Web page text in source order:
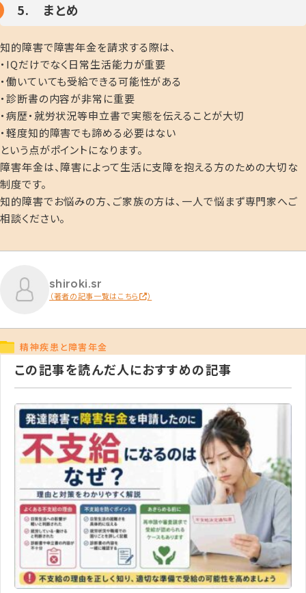
5. まとめ
知的障害で障害年金を請求する際は、
・IQだけでなく日常生活能力が重要
・働いていても受給できる可能性がある
・診断書の内容が非常に重要
・病歴・就労状況等申立書で実態を伝えることが大切
・軽度知的障害でも諦める必要はない
という点がポイントになります。
障害年金は、障害によって生活に支障を抱える方のための大切な
制度です。
知的障害でお悩みの方、ご家族の方は、一人で悩まず専門家へご
相談ください。
shiroki.sr
（著者の記事一覧はこちら ）
精神疾患と障害年金
この記事を読んだ人におすすめの記事